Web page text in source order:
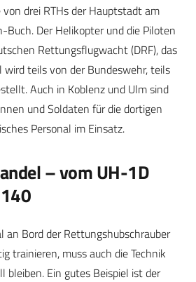
drei RTHs der Hauptstadt am
Buch. Der Helikopter und die Piloten
Rettungsflugwacht (DRF), das
wird teils von der Bundeswehr, teils
Auch in Koblenz und Ulm sind
und Soldaten für die dortigen
Personal im Einsatz.
– vom UH-1D
an Bord der Rettungshubschrauber
trainieren, muss auch die Technik
Ein gutes Beispiel ist der